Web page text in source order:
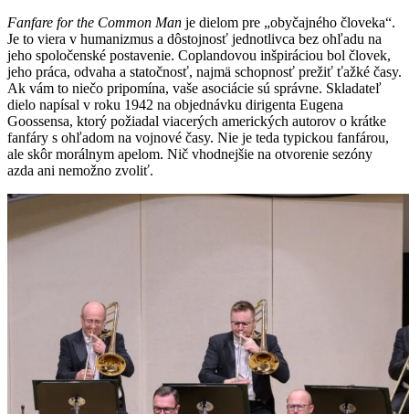
Fanfare for the Common Man je dielom pre „obyčajného človeka“.
Je to viera v humanizmus a dôstojnosť jednotlivca bez ohľadu na
jeho spoločenské postavenie. Coplandovou inšpiráciou bol človek,
jeho práca, odvaha a statočnosť, najmä schopnosť prežiť ťažké časy.
Ak vám to niečo pripomína, vaše asociácie sú správne. Skladateľ
dielo napísal v roku 1942 na objednávku dirigenta Eugena
Goossensa, ktorý požiadal viacerých amerických autorov o krátke
fanfáry s ohľadom na vojnové časy. Nie je teda typickou fanfárou,
ale skôr morálnym apelom. Nič vhodnejšie na otvorenie sezóny
azda ani nemožno zvoliť.